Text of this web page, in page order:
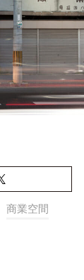
商業空間